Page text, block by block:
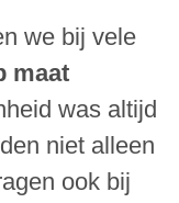
we bij vele
maat
was altijd
niet alleen
ook bij